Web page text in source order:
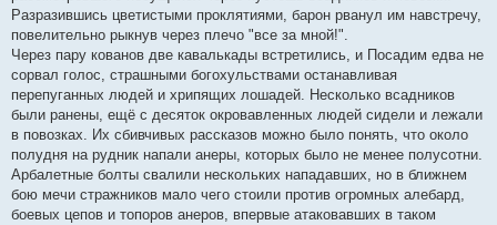
Разразившись цветистыми проклятиями, барон рванул им навстречу,
повелительно рыкнув через плечо "все за мной!".
Через пару кованов две кавалькады встретились, и Посадим едва не
сорвал голос, страшными богохульствами останавливая
перепуганных людей и хрипящих лошадей. Несколько всадников
были ранены, ещё с десяток окровавленных людей сидели и лежали
в повозках. Их сбивчивых рассказов можно было понять, что около
полудня на рудник напали анеры, которых было не менее полусотни.
Арбалетные болты свалили нескольких нападавших, но в ближнем
бою мечи стражников мало чего стоили против огромных алебард,
боевых цепов и топоров анеров, впервые атаковавших в таком